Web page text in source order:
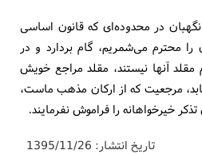
در محدوده‌ای که قانون اساسی
محترم می‌شمریم، گام بردارد و در
مقلد آنها نیستند، مقلد مراجع خویش
مرجعیت که از ارکان مذهب ماست،
خیرخواهانه را فراموش نفرمایند.
تاریخ انتشار: 1395/11/26